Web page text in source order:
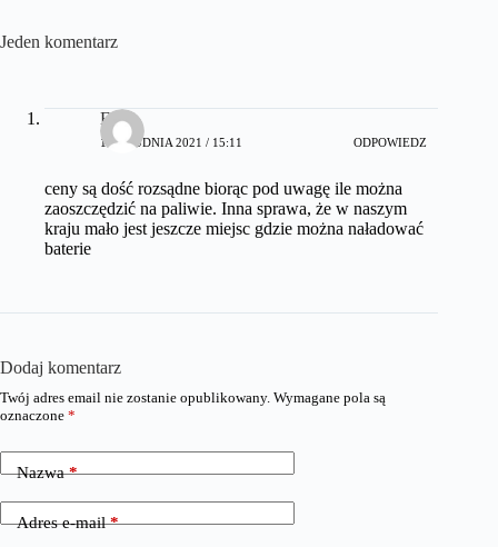
Jeden komentarz
Elon
15 GRUDNIA 2021 / 15:11 ODPOWIEDZ
ceny są dość rozsądne biorąc pod uwagę ile można
zaoszczędzić na paliwie. Inna sprawa, że w naszym
kraju mało jest jeszcze miejsc gdzie można naładować
baterie
Dodaj komentarz
Twój adres email nie zostanie opublikowany. Wymagane pola są
oznaczone *
Nazwa*
Adres e-mail*